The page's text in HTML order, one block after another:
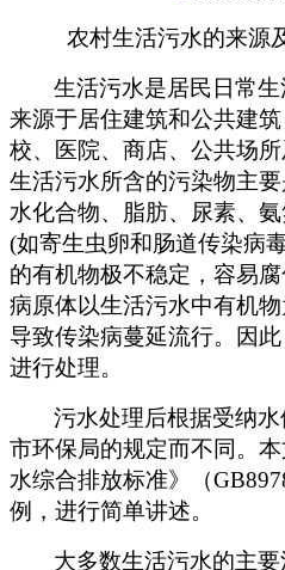
农村生活污水的来源
生活污水是居民日常
来源于居住建筑和公共建
校、医院、商店、公共场所
生活污水所含的污染物主
水化合物、脂肪、尿素、
(如寄生虫卵和肠道传染病
的有机物极不稳定，容易
病原体以生活污水中有机
导致传染病蔓延流行。因
进行处理。
污水处理后根据受纳水
市环保局的规定而不同。
水综合排放标准》（
例，进行简单讲述。
大多数生活污水的主